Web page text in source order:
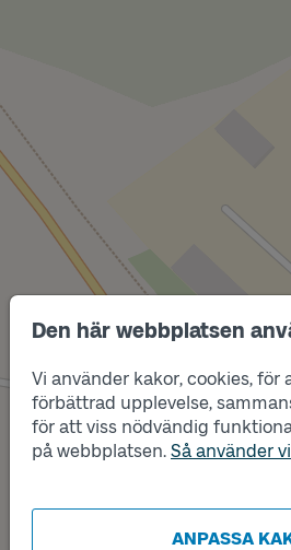
Den här webbplatsen
Vi använder kakor, cookies, för
förbättrad upplevelse,
för att viss nödvändig
på webbplatsen. Så använder
ANPASSA
Läge
Läge
B